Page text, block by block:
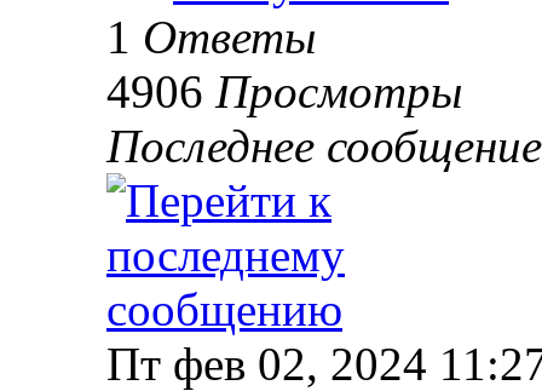
1 Ответы
4906 Просмотры
Последнее
Пт фев 02, 2024